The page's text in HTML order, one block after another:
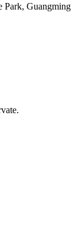
Park, Guangming